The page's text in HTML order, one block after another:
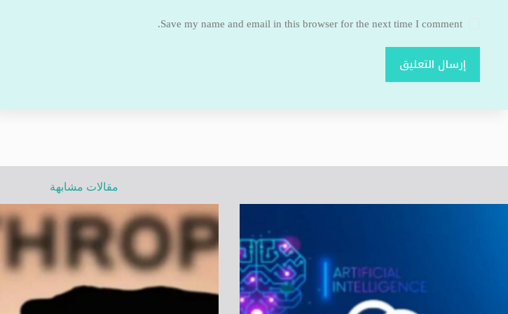
Save my name and email in this browser for the next time I comment.
إرسال التعليق
مقالات مشابهة